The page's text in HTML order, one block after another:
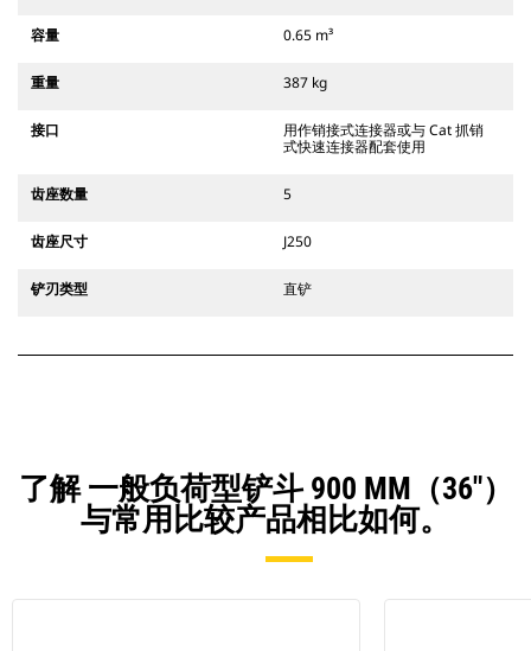
容量 0.65 m³
重量 387 kg
接口
用作销接式连接器或与 Cat 抓销
式快速连接器配套使用
齿座数量 5
齿座尺寸 J250
铲刃类型 直铲
了解 一般负荷型铲斗 900 MM（36"）
与常用比较产品相比如何。